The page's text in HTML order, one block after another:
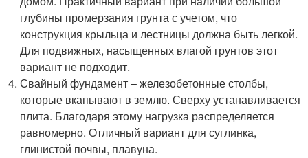
глубины промерзания грунта с учетом, что
конструкция крыльца и лестницы должна быть легкой.
Для подвижных, насыщенных влагой грунтов этот
вариант не подходит.
Свайный фундамент – железобетонные столбы,
которые вкапывают в землю. Сверху устанавливается
плита. Благодаря этому нагрузка распределяется
равномерно. Отличный вариант для суглинка,
глинистой почвы, плавуна.